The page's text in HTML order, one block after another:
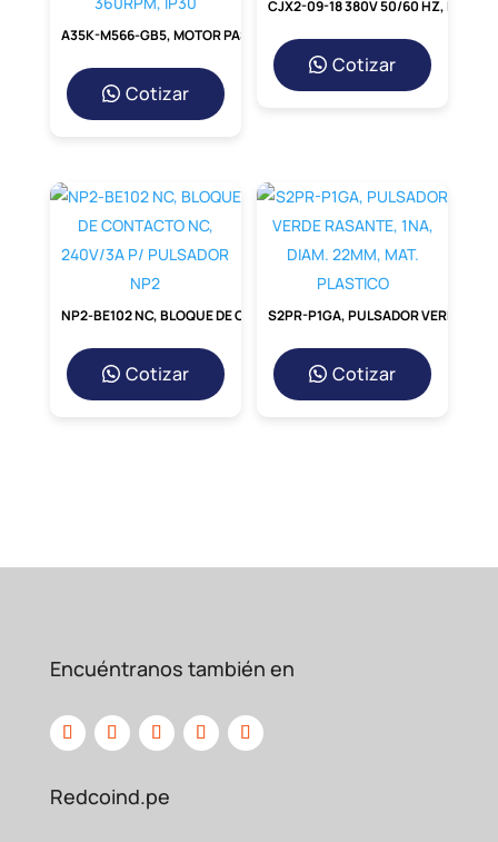
Máxima Seguridad y
Conformidad
La seguridad es primordial. El terminal B-
T240-10 está fabricado
conductor, minimizando el riesgo de puntos
calientes, chispas o desconexiones,
protegiendo tanto tu inversión como a las
personas.
Fácil Instalación y Ahorro
de Tiempo
Su diseño optimizado permite una
instalación rápida y sencilla. Yasea que
Comparativa de
Desnudo?
Cotizar
Cotizar
Cotizar Cotizar
Encuéntranos también en
Redcoind.pe